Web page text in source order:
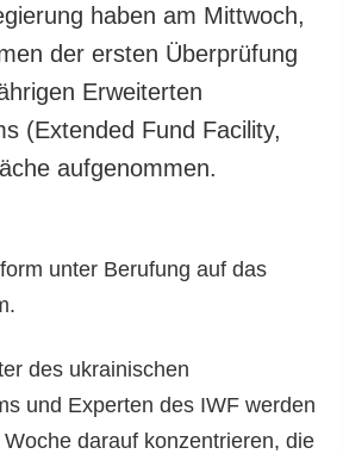
haben am Mittwoch,
der ersten Überprüfung
Erweiterten
(Extended Fund Facility,
aufgenommen.
unter Berufung auf das
des ukrainischen
und Experten des IWF werden
darauf konzentrieren, die